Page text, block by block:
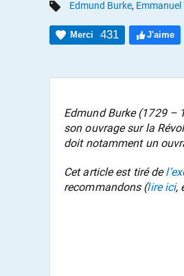
Edmund Burke, Emmanuel
Merci 431 J'aime
Edmund Burke (1729 –
son ouvrage sur la
doit notamment un
Cet article est tiré de
recommandons (lire ici,